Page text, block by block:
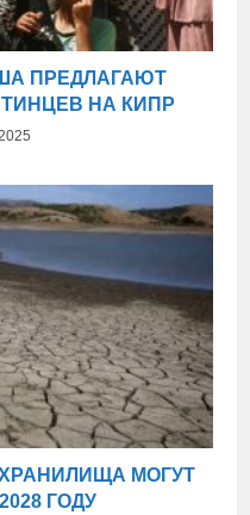
ПРЕДЛАГАЮТ
НА КИПР
МОГУТ
ГОДУ